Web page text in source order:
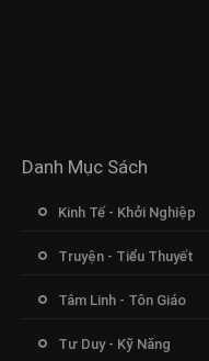
Danh Mục Sách
Kinh Tế - Khởi Nghiệp
Truyện - Tiểu Thuyết
Tâm Linh - Tôn Giáo
Tư Duy - Kỹ Năng